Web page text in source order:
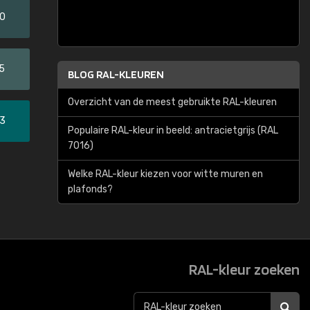
BLOG RAL-KLEUREN
Overzicht van de meest gebruikte RAL-kleuren
Populaire RAL-kleur in beeld: antracietgrijs (RAL
7016)
Welke RAL-kleur kiezen voor witte muren en
plafonds?
RAL-kleur zoeken